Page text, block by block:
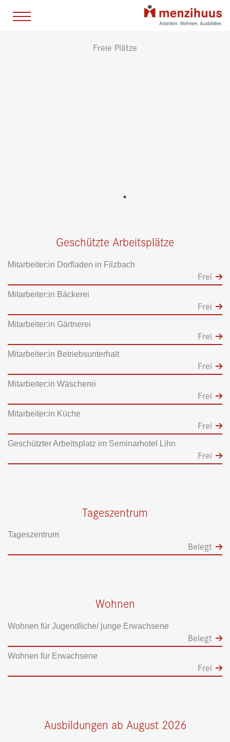
Freie Plätze
Geschützte Arbeitsplätze
Mitarbeiter:in Dorfladen in Filzbach
Frei
Mitarbeiter:in Bäckerei
Frei
Mitarbeiter:in Gärtnerei
Frei
Mitarbeiter:in Betriebsunterhalt
Frei
Mitarbeiter:in Wäscherei
Frei
Mitarbeiter:in Küche
Frei
Geschützter Arbeitsplatz im Seminarhotel Lihn
Frei
Tageszentrum
Tageszentrum
Belegt
Wohnen
Wohnen für Jugendliche/ junge Erwachsene
Belegt
Wohnen für Erwachsene
Frei
Ausbildungen ab August 2026